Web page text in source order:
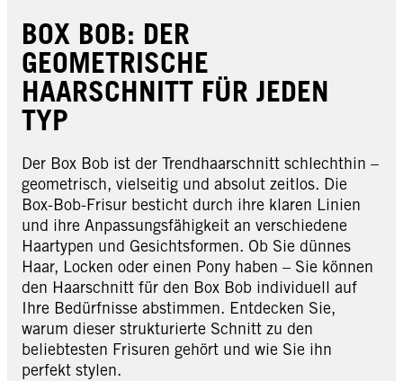
BOX BOB: DER
GEOMETRISCHE
HAARSCHNITT FÜR JEDEN
TYP
Der Box Bob ist der Trendhaarschnitt schlechthin –
geometrisch, vielseitig und absolut zeitlos. Die
Box-Bob-Frisur besticht durch ihre klaren Linien
und ihre Anpassungsfähigkeit an verschiedene
Haartypen und Gesichtsformen. Ob Sie dünnes
Haar, Locken oder einen Pony haben – Sie können
den Haarschnitt für den Box Bob individuell auf
Ihre Bedürfnisse abstimmen. Entdecken Sie,
warum dieser strukturierte Schnitt zu den
beliebtesten Frisuren gehört und wie Sie ihn
perfekt stylen.